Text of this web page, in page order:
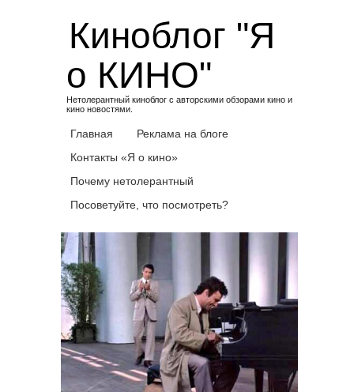
Киноблог "Я
о КИНО"
Нетолерантный киноблог с авторскими обзорами кино и
кино новостями.
Главная
Реклама на блоге
Контакты «Я о кино»
Почему нетолерантный
Посоветуйте, что посмотреть?